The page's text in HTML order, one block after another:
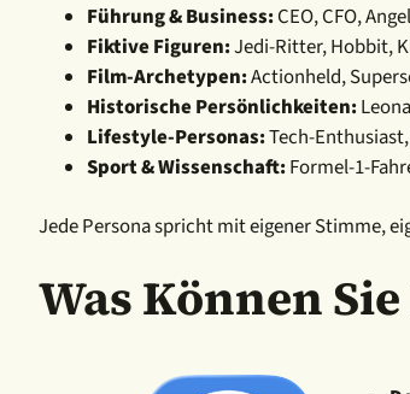
Führung & Business:CEO, CFO,
Fiktive Figuren:Jedi-Ritter, Hobbit,
Film-Archetypen:Actionheld,
Historische Persönlichkeiten:
Lifestyle-Personas:Tech-
Sport & Wissenschaft:Formel-1-
Jede Persona spricht mit eigener Stimme,
Was Können